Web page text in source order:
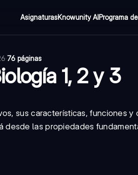
AsignaturasKnowunity AIPrograma
·76 páginas
1, 2 y 3
sus características, funciones
desde las propiedades